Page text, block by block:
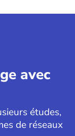
avec
études,
de réseaux